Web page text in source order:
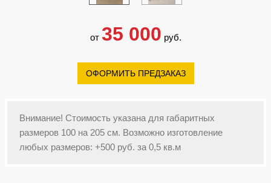
от 35 000 руб.
ОФОРМИТЬ ПРЕДЗАКАЗ
Внимание! Стоимость указана для габаритных
размеров 100 на 205 см. Возможно изготовление
любых размеров: +500 руб. за 0,5 кв.м